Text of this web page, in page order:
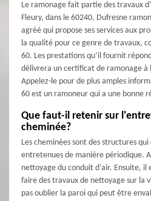
Le ramonage fait partie des travaux
Fleury, dans le 60240, Dufresne
agréé qui propose ses services aux
la qualité pour ce genre de travaux,
60. Les prestations qu’il fournit
délivrera un certificat de ramonage à
Appelez-le pour de plus amples
60 est un ramoneur qui a une bonne
Que faut-il retenir sur
cheminée?
Les cheminées sont des structures
entretenues de manière périodique.
nettoyage du conduit d'air. Ensuite, il
faire des travaux de nettoyage sur la
pas oublier la paroi qui peut être